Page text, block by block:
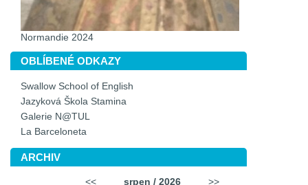
Normandie 2024
OBLÍBENÉ ODKAZY
Swallow School of English
Jazyková Škola Stamina
Galerie N@TUL
La Barceloneta
ARCHIV
<< srpen / 2026 >>